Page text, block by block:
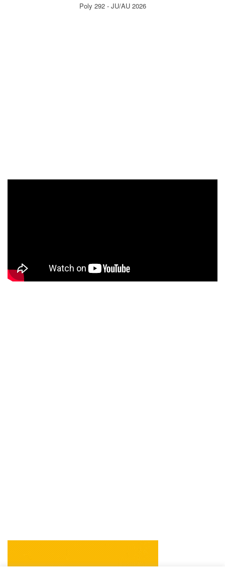
Poly 292 - JU/AU 2026